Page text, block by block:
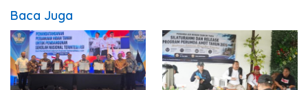
Baca Juga